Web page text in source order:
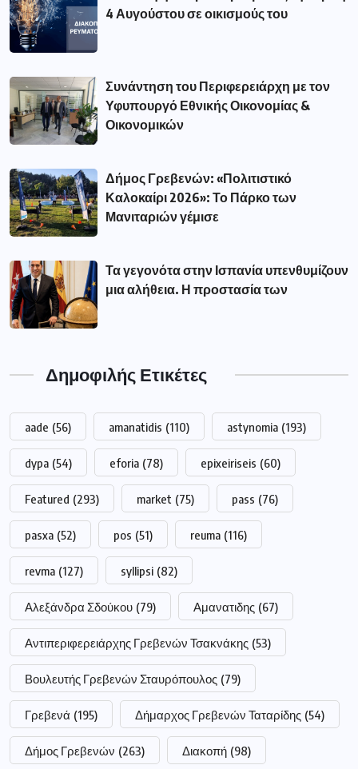
4 Αυγούστου σε οικισμούς του
Συνάντηση του Περιφερειάρχη με τον
Υφυπουργό Εθνικής Οικονομίας &
Οικονομικών
Δήμος Γρεβενών: «Πολιτιστικό
Καλοκαίρι 2026»: Το Πάρκο των
Μανιταριών γέμισε
Τα γεγονότα στην Ισπανία υπενθυμίζουν
μια αλήθεια. Η προστασία των
Δημοφιλής Ετικέτες
aade (56) amanatidis (110) astynomia (193)
dypa (54) eforia (78) epixeiriseis (60)
Featured (293) market (75) pass (76)
pasxa (52) pos (51) reuma (116)
revma (127) syllipsi (82)
Αλεξάνδρα Σδούκου (79) Αμανατιδης (67)
Αντιπεριφερειάρχης Γρεβενών Τσακνάκης (53)
Βουλευτής Γρεβενών Σταυρόπουλος (79)
Γρεβενά (195) Δήμαρχος Γρεβενών Ταταρίδης (54)
Δήμος Γρεβενών (263) Διακοπή (98)